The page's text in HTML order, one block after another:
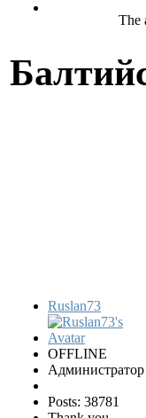
The
Ruslan73
OFFLINE
Администратор
Posts: 38781